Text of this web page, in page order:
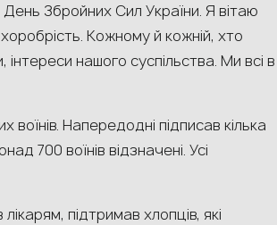
Збройних Сил України. Я вітаю
Кожному й кожній, хто
нашого суспільства. Ми всі в
Напередодні підписав кілька
700 воїнів відзначені. Усі
підтримав хлопців, які